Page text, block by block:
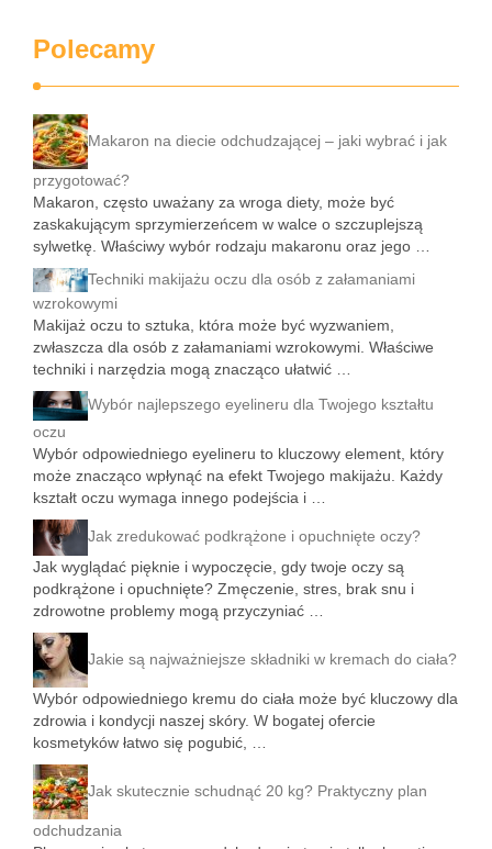
Polecamy
Makaron na diecie odchudzającej – jaki wybrać i jak
przygotować?
Makaron, często uważany za wroga diety, może być
zaskakującym sprzymierzeńcem w walce o szczuplejszą
sylwetkę. Właściwy wybór rodzaju makaronu oraz jego …
Techniki makijażu oczu dla osób z załamaniami
wzrokowymi
Makijaż oczu to sztuka, która może być wyzwaniem,
zwłaszcza dla osób z załamaniami wzrokowymi. Właściwe
techniki i narzędzia mogą znacząco ułatwić …
Wybór najlepszego eyelineru dla Twojego kształtu
oczu
Wybór odpowiedniego eyelineru to kluczowy element, który
może znacząco wpłynąć na efekt Twojego makijażu. Każdy
kształt oczu wymaga innego podejścia i …
Jak zredukować podkrążone i opuchnięte oczy?
Jak wyglądać pięknie i wypoczęcie, gdy twoje oczy są
podkrążone i opuchnięte? Zmęczenie, stres, brak snu i
zdrowotne problemy mogą przyczyniać …
Jakie są najważniejsze składniki w kremach do ciała?
Wybór odpowiedniego kremu do ciała może być kluczowy dla
zdrowia i kondycji naszej skóry. W bogatej ofercie
kosmetyków łatwo się pogubić, …
Jak skutecznie schudnąć 20 kg? Praktyczny plan
odchudzania